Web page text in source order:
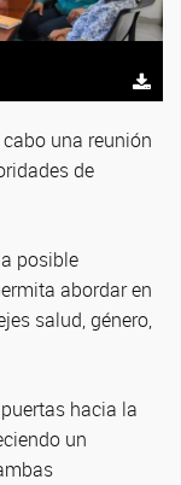
una reunión
de
posible
abordar en
salud, género,
hacia la
un